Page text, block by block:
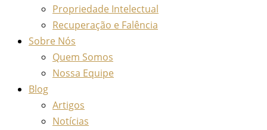
Propriedade Intelectual
Recuperação e Falência
Sobre Nós
Quem Somos
Nossa Equipe
Blog
Artigos
Notícias